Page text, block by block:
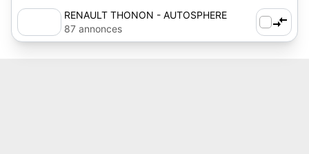
RENAULT THONON - AUTOSPHERE
87 annonces